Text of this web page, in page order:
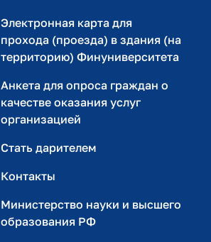
Электронная карта для
прохода (проезда) в здания (на
территорию) Финуниверситета
Анкета для опроса граждан о
качестве оказания услуг
организацией
Стать дарителем
Контакты
Министерство науки и высшего
образования РФ